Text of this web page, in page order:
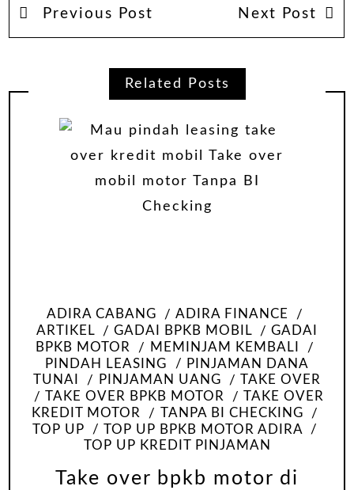
Previous Post Next Post
Related Posts
ADIRA CABANG
ADIRA FINANCE
ARTIKEL
GADAI BPKB MOBIL
GADAI
BPKB MOTOR
MEMINJAM KEMBALI
PINDAH LEASING
PINJAMAN DANA
TUNAI
PINJAMAN UANG
TAKE OVER
TAKE OVER BPKB MOTOR
TAKE OVER
KREDIT MOTOR
TANPA BI CHECKING
TOP UP
TOP UP BPKB MOTOR ADIRA
TOP UP KREDIT PINJAMAN
Take over bpkb motor di